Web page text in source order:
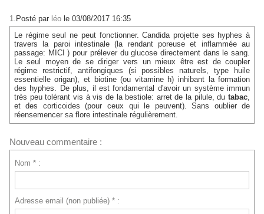
1. Posté par léo le 03/08/2017 16:35
Le régime seul ne peut fonctionner. Candida projette ses hyphes à
travers la paroi intestinale (la rendant poreuse et inflammée au
passage: MICI ) pour prélever du glucose directement dans le sang.
Le seul moyen de se diriger vers un mieux être est de coupler
régime restrictif, antifongiques (si possibles naturels, type huile
essentielle origan), et biotine (ou vitamine h) inhibant la formation
des hyphes. De plus, il est fondamental d'avoir un système immun
très peu tolérant vis à vis de la bestiole: arret de la pilule, dutabac
et des corticoides (pour ceux qui le peuvent). Sans oublier de
réensemencer sa flore intestinale régulièrement.
Nouveau commentaire :
Nom * :
Adresse email (non publiée) * :